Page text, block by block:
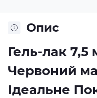
Опис
Гель-лак
Червоний
Ідеальне